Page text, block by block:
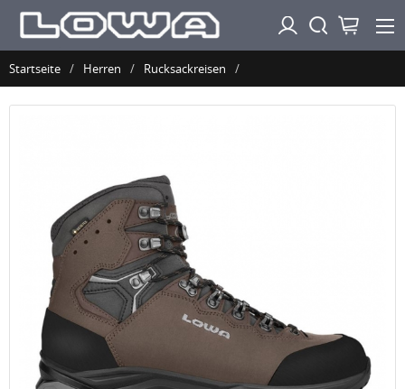
Startseite Herren Rucksackreisen
Lowa Schnelle Lieferung Herren Camino Evo GTX, Braun/Graphit |